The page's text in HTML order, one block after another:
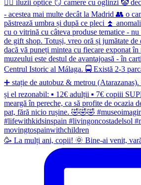
🥳 La mulți ani, copii! 🌞 Bine-ai venit,